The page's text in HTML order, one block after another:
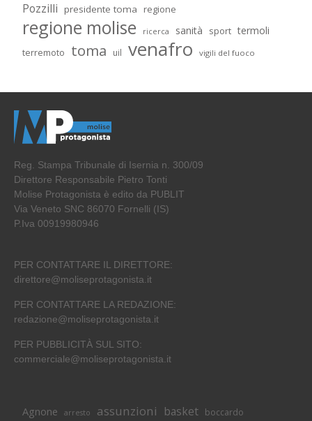
Pozzilli presidente toma regione
regione molise ricerca sanità sport termoli
terremoto toma uil venafro vigili del fuoco
Reg. Stampa Tribunale di Isernia n. 300/09
Direttore Responsabile Pietro Tonti
Molise Protagonista è edito da PUBLIT
Via Veneto SNC 86070 Fornelli (IS)
P.Iva 00919980946
PER CONTATTARE IL DIRETTORE:
direttore@moliseprotagonista.it
PER CONTATTARE LA REDAZIONE:
redazione@moliseprotagonista.it
PER PUBBLICITÀ SUL SITO:
commerciale@moliseprotagonista.it
Agnone arresto assunzioni basket boccardo